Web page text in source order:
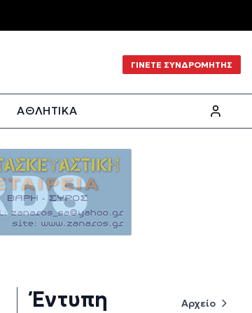
ΓΙΝΕΤΕ ΣΥΝΔΡΟΜΗΤΗΣ
ΑΘΛΗΤΙΚΑ
Έντυπη
Αρχείο